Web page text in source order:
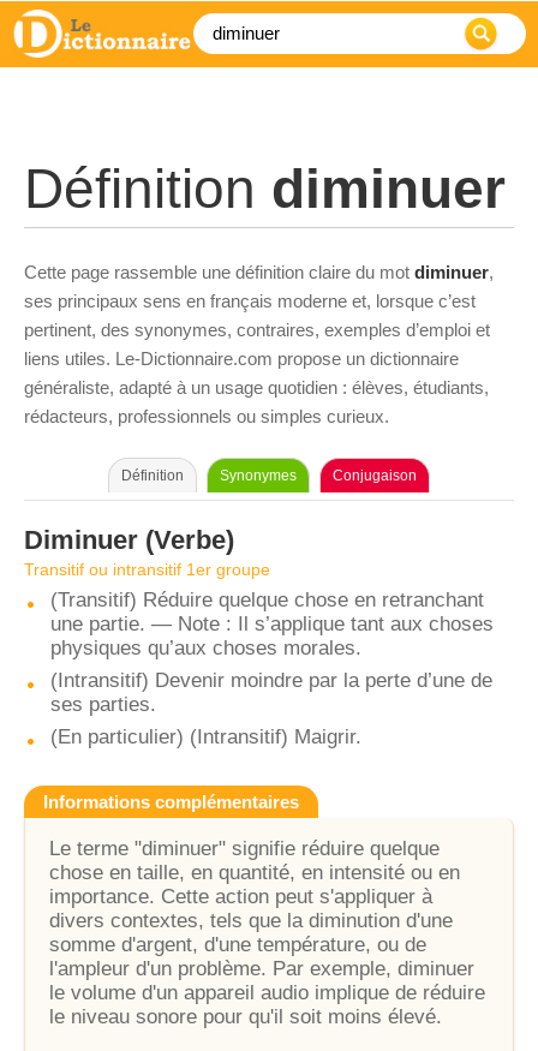
Définition diminuer
Cette page rassemble une définition claire du mot diminuer,
ses principaux sens en français moderne et, lorsque c’est
pertinent, des synonymes, contraires, exemples d’emploi et
liens utiles. Le-Dictionnaire.com propose un dictionnaire
généraliste, adapté à un usage quotidien : élèves, étudiants,
rédacteurs, professionnels ou simples curieux.
Définition Synonymes Conjugaison
Diminuer (Verbe)
Transitif ou intransitif 1er groupe
(Transitif) Réduire quelque chose en retranchant
une partie. — Note : Il s’applique tant aux choses
physiques qu’aux choses morales.
(Intransitif) Devenir moindre par la perte d’une de
ses parties.
(En particulier) (Intransitif) Maigrir.
Informations complémentaires
Le terme "diminuer" signifie réduire quelque
chose en taille, en quantité, en intensité ou en
importance. Cette action peut s'appliquer à
divers contextes, tels que la diminution d'une
somme d'argent, d'une température, ou de
l'ampleur d'un problème. Par exemple, diminuer
le volume d'un appareil audio implique de réduire
le niveau sonore pour qu'il soit moins élevé.